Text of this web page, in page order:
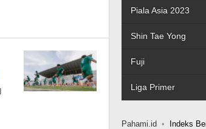
Piala Asia 2023
Shin Tae Yong
Fuji
Liga Primer
Pahami.id Indeks